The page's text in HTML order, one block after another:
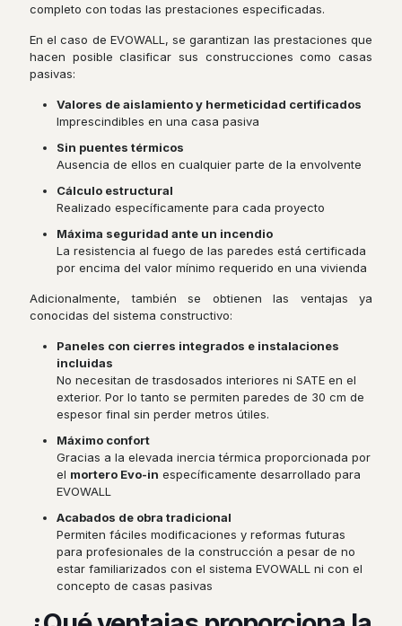
completo con todas las prestaciones especificadas.
En el caso de EVOWALL, se garantizan las prestaciones que
hacen posible clasificar sus construcciones como casas
pasivas:
Valores de aislamiento y hermeticidad certificados
Imprescindibles en una casa pasiva
Sin puentes térmicos
Ausencia de ellos en cualquier parte de la envolvente
Cálculo estructural
Realizado específicamente para cada proyecto
Máxima seguridad ante un incendio
La resistencia al fuego de las paredes está certificada
por encima del valor mínimo requerido en una vivienda
Adicionalmente, también se obtienen las ventajas ya
conocidas del sistema constructivo:
Paneles con cierres integrados e instalaciones
incluidas
No necesitan de trasdosados ​​interiores ni SATE en el
exterior. Por lo tanto se permiten paredes de 30 cm de
espesor final sin perder metros útiles.
Máximo confort
Gracias a la elevada inercia térmica proporcionada por
el mortero Evo-in específicamente desarrollado para
EVOWALL
Acabados de obra tradicional
Permiten fáciles modificaciones y reformas futuras
para profesionales de la construcción a pesar de no
estar familiarizados con el sistema EVOWALL ni con el
concepto de casas pasivas